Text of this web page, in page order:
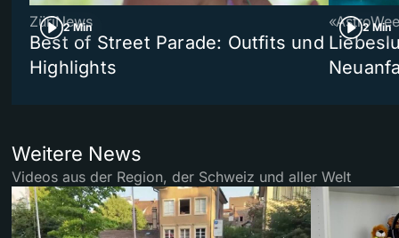
2 Min
ZüriNews
Best of Street Parade: Outfits und
Highlights
2 Min
Weitere News
Videos aus der Region, der Schweiz und aller Welt